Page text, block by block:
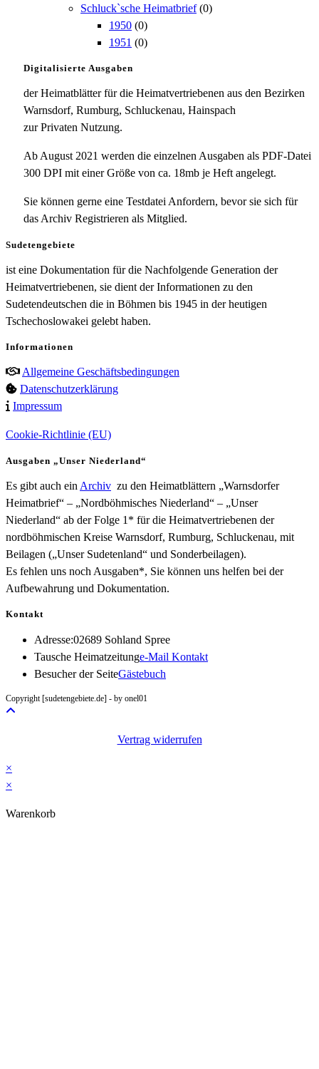
Schluck`sche Heimatbrief (0)
1950 (0)
1951 (0)
Digitalisierte Ausgaben
der Heimatblätter für die Heimatvertriebenen aus den Bezirken
Warnsdorf, Rumburg, Schluckenau, Hainspach
zur Privaten Nutzung.
Ab August 2021 werden die einzelnen Ausgaben als PDF-Datei
300 DPI mit einer Größe von ca. 18mb je Heft angelegt.
Sie können gerne eine Testdatei Anfordern, bevor sie sich für
das Archiv Registrieren als Mitglied.
Sudetengebiete
ist eine Dokumentation für die Nachfolgende Generation der
Heimatvertriebenen, sie dient der Informationen zu den
Sudetendeutschen die in Böhmen bis 1945 in der heutigen
Tschechoslowakei gelebt haben.
Informationen
Allgemeine Geschäftsbedingungen
Datenschutzerklärung
Impressum
Cookie-Richtlinie (EU)
Ausgaben „Unser Niederland“
Es gibt auch ein Archiv zu den Heimatblättern „Warnsdorfer
Heimatbrief“ – „Nordböhmisches Niederland“ – „Unser
Niederland“ ab der Folge 1* für die Heimatvertriebenen der
nordböhmischen Kreise Warnsdorf, Rumburg, Schluckenau, mit
Beilagen („Unser Sudetenland“ und Sonderbeilagen).
Es fehlen uns noch Ausgaben*, Sie können uns helfen bei der
Aufbewahrung und Dokumentation.
Kontakt
Adresse:02689 Sohland Spree
Tausche Heimatzeitunge-Mail KontaktOpens
Besucher der SeiteGästebuch
Copyright [sudetengebiete.de] - by onel01
Vertrag widerrufen
×
×
Warenkorb